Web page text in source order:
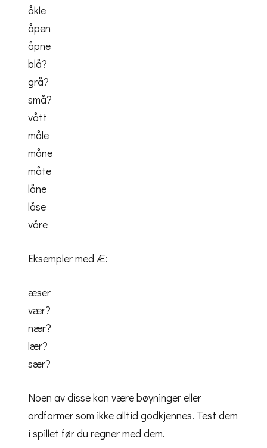
åkle
åpen
åpne
blå?
grå?
små?
vått
måle
måne
måte
låne
låse
våre
Eksempler med Æ:
æser
vær?
nær?
lær?
sær?
Noen av disse kan være bøyninger eller
ordformer som ikke alltid godkjennes. Test dem
i spillet før du regner med dem.